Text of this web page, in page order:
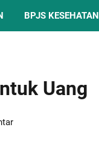
BPJS KESEHATAN
Uang